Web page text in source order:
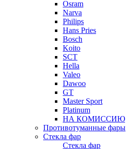
Osram
Narva
Philips
Hans Pries
Bosch
Koito
SCT
Hella
Valeo
Dawoo
GT
Master Sport
Platinum
НА КОМИССИЮ
Противотуманные фары
Стекла фар
Стекла фар